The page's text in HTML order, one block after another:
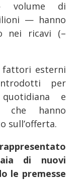
volume di
— hanno
nei ricavi (–
fattori esterni
per
e
che hanno
sull’offerta.
di nuovi
le premesse